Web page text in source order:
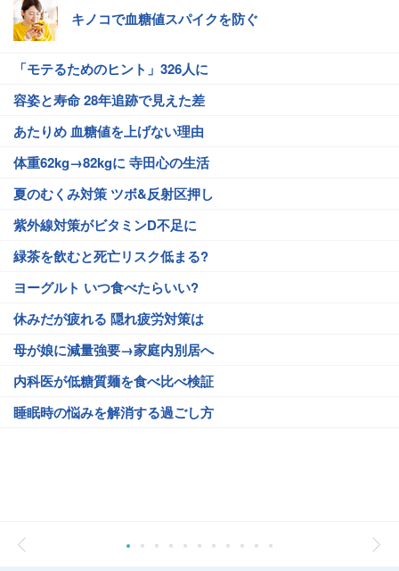
キノコで血糖値スパイクを防ぐ
「モテるためのヒント」326人に
容姿と寿命 28年追跡で見えた差
あたりめ 血糖値を上げない理由
体重62kg→82kgに 寺田心の生活
夏のむくみ対策 ツボ&反射区押し
紫外線対策がビタミンD不足に
緑茶を飲むと死亡リスク低まる?
ヨーグルト いつ食べたらいい?
休みだが疲れる 隠れ疲労対策は
母が娘に減量強要→家庭内別居へ
内科医が低糖質麺を食べ比べ検証
睡眠時の悩みを解消する過ごし方